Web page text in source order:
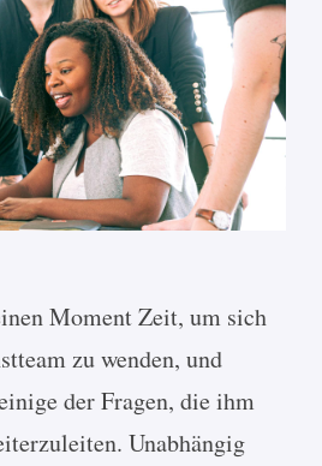
Moment Zeit, um sich
zu wenden, und
der Fragen, die ihm
Unabhängig